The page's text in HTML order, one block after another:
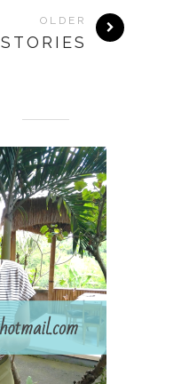
OLDER
STORIES